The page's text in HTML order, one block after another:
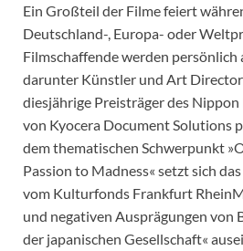
Ein Großteil der Filme feiert
Deutschland-, Europa- oder
Filmschaffende werden persönlich
darunter Künstler und Art
diesjährige Preisträger des Nippon
von Kyocera Document Solutions
dem thematischen Schwerpunkt
Passion to Madness« setzt sich
vom Kulturfonds Frankfurt
und negativen Ausprägungen von
der japanischen Gesellschaft«